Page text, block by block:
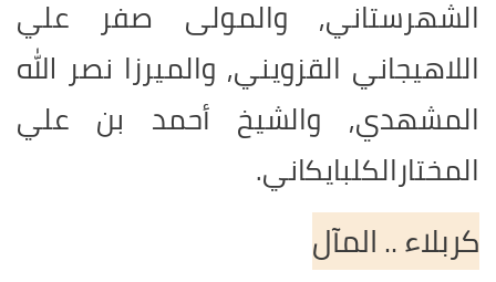
الشهرستاني, والمولى صفر علي
اللاهيجاني القزويني, والميرزا نصر الله
المشهدي, والشيخ أحمد بن علي
المختارالكلبايكاني.
كربلاء .. المآل